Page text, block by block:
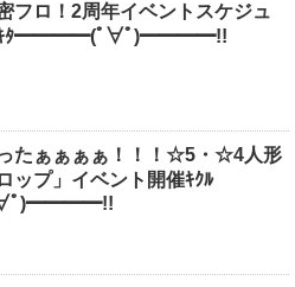
フロ！2周年イベントスケジュ
ｷﾀ━━━━(ﾟ∀ﾟ)━━━━!!
ったぁぁぁぁ！！！☆5・☆4人形
ップ」イベント開催ｷｸﾙ
ﾟ)━━━━!!